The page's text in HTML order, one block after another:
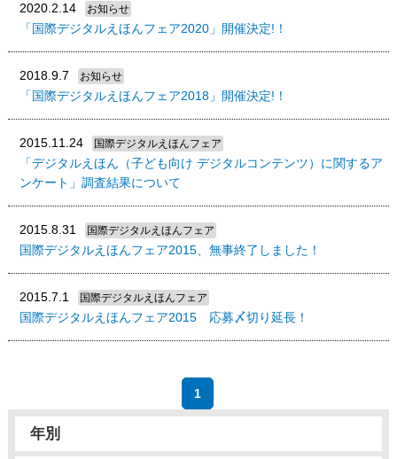
2020.2.14 お知らせ
「国際デジタルえほんフェア2020」開催決定!！
2018.9.7 お知らせ
「国際デジタルえほんフェア2018」開催決定!！
2015.11.24 国際デジタルえほんフェア
「デジタルえほん（子ども向け デジタルコンテンツ）に関するア
ンケート」調査結果について
2015.8.31 国際デジタルえほんフェア
国際デジタルえほんフェア2015、無事終了しました！
2015.7.1 国際デジタルえほんフェア
国際デジタルえほんフェア2015 応募〆切り延長！
1
年別